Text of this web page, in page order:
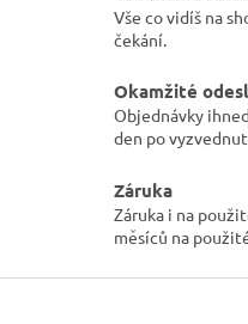
Vše co vidíš na
čekání.
Okamžité
Objednávky
den po
Záruka
Záruka i na
měsíců na
Z